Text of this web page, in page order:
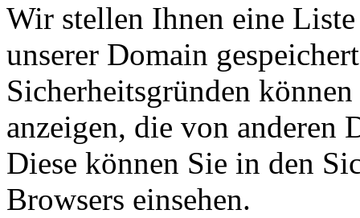
Wir stellen Ihnen eine
unserer Domain
Sicherheitsgründen
anzeigen, die von anderen
Diese können Sie in den
Browsers einsehen.